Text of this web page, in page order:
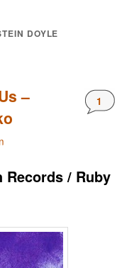
DOYLE
–
1
Records / Ruby